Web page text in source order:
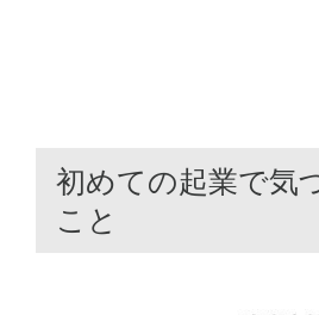
初めての起業で気
こと